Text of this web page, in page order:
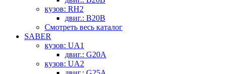
кузов: RH2
двиг.: B20B
Смотреть весь каталог
SABER
кузов: UA1
двиг.: G20A
кузов: UA2